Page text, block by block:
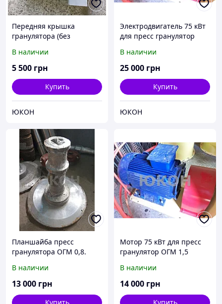
Передняя крышка
гранулятора (без
В наличии
5 500 грн
Купить
ЮКОН
Электродвигатель 75 кВт
для пресс гранулятор
В наличии
25 000 грн
Купить
ЮКОН
Планшайба пресс
гранулятора ОГМ 0,8.
планшайбе
В наличии
13 000 грн
Мотор 75 кВт для пресс
гранулятор ОГМ 1,5
В наличии
14 000 грн